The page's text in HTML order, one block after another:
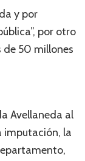
y por
por otro
de 50 millones
Avellaneda al
imputación, la